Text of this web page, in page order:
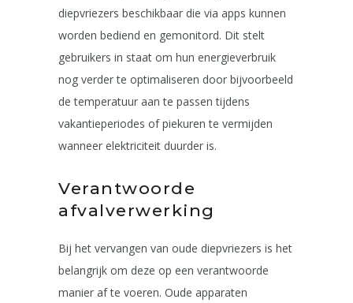
diepvriezers beschikbaar die via apps kunnen
worden bediend en gemonitord. Dit stelt
gebruikers in staat om hun energieverbruik
nog verder te optimaliseren door bijvoorbeeld
de temperatuur aan te passen tijdens
vakantieperiodes of piekuren te vermijden
wanneer elektriciteit duurder is.
Verantwoorde
afvalverwerking
Bij het vervangen van oude diepvriezers is het
belangrijk om deze op een verantwoorde
manier af te voeren. Oude apparaten